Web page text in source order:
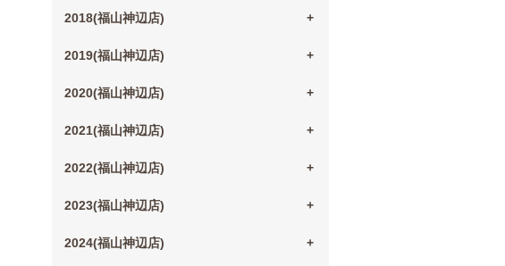
2018(福山神辺店)
2019(福山神辺店)
2020(福山神辺店)
2021(福山神辺店)
2022(福山神辺店)
2023(福山神辺店)
2024(福山神辺店)